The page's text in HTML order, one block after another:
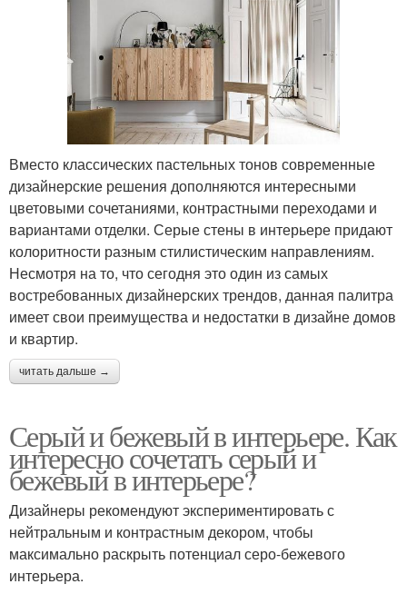
Вместо классических пастельных тонов современные
дизайнерские решения дополняются интересными
цветовыми сочетаниями, контрастными переходами и
вариантами отделки. Серые стены в интерьере придают
колоритности разным стилистическим направлениям.
Несмотря на то, что сегодня это один из самых
востребованных дизайнерских трендов, данная палитра
имеет свои преимущества и недостатки в дизайне домов
и квартир.
читать дальше →
Серый и бежевый в интерьере. Как
интересно сочетать серый и
бежевый в интерьере?
Дизайнеры рекомендуют экспериментировать с
нейтральным и контрастным декором, чтобы
максимально раскрыть потенциал серо-бежевого
интерьера.